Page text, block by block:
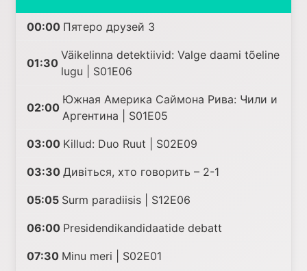
00:00 Пятеро друзей 3
01:30
Väikelinna detektiivid: Valge daami tõeline
lugu | S01E06
02:00
Южная Америка Саймона Рива: Чили и
Аргентина | S01E05
03:00 Killud: Duo Ruut | S02E09
03:30 Дивіться, хто говорить – 2-1
05:05 Surm paradiisis | S12E06
06:00 Presidendikandidaatide debatt
07:30 Minu meri | S02E01